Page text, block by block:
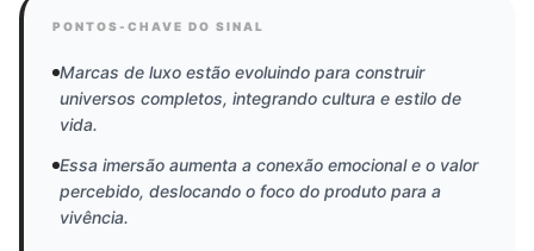
PONTOS-CHAVE DO SINAL
Marcas de luxo estão evoluindo para construir
universos completos, integrando cultura e estilo de
vida.
Essa imersão aumenta a conexão emocional e o valor
percebido, deslocando o foco do produto para a
vivência.